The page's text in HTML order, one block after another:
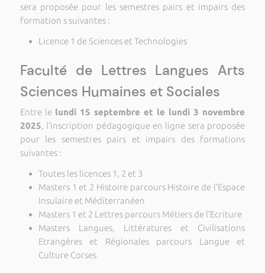
sera proposée pour les semestres pairs et impairs des
formation s suivantes :
Licence 1 de Sciences et Technologies
Faculté de Lettres Langues Arts
Sciences Humaines et Sociales
Entre le lundi 15 septembre et le lundi 3 novembre
2025, l’inscription pédagogique en ligne sera proposée
pour les semestres pairs et impairs des formations
suivantes :
Toutes les licences 1, 2 et 3
Masters 1 et 2 Histoire parcours Histoire de l’Espace
Insulaire et Méditerranéen
Masters 1 et 2 Lettres parcours Métiers de l’Ecriture
Masters Langues, Littératures et Civilisations
Etrangères et Régionales parcours Langue et
Culture Corses